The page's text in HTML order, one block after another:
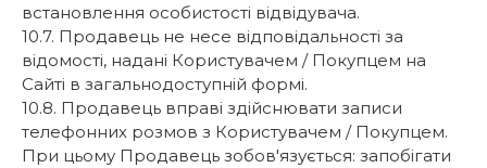
встановлення особистості відвідувача.
10.7. Продавець не несе відповідальності за
відомості, надані Користувачем / Покупцем на
Сайті в загальнодоступній формі.
10.8. Продавець вправі здійснювати записи
телефонних розмов з Користувачем / Покупцем.
При цьому Продавець зобов'язується: запобігати